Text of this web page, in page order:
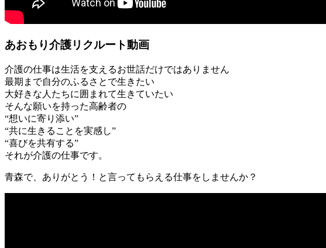
あおもり介護リクルート動画
介護の仕事は生活を支えるお世話だけではありません
最期まで自分のふるさとで生きたい
大好きな人たちに囲まれて生きていたい
そんな願いを持った高齢者の
“想いに寄り添い”
“共に生きることを実感し”
“喜びを共有する”
それが介護の仕事です。
青森で、ありがとう！と言ってもらえる仕事をしませんか？